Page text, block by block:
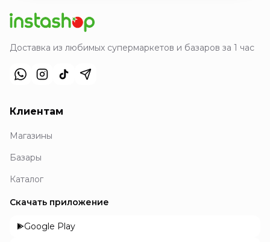
Доставка из любимых супермаркетов и базаров за 1 час
Клиентам
Магазины
Базары
Каталог
Скачать приложение
Google Play